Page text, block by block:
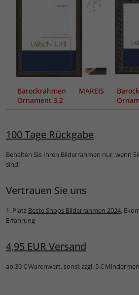
Barockrahmen MAREIS
Ornament 3,2
100 Tage Rückgabe
Behalten Sie Ihren Bilderrahmen nur, wenn
sind!
Vertrauen Sie uns
1. Platz Beste Shops Bilderrahmen 2024,
Erfahrung
4,95 EUR Versand
ab 30 € Warenwert, sonst zzgl. 5 €